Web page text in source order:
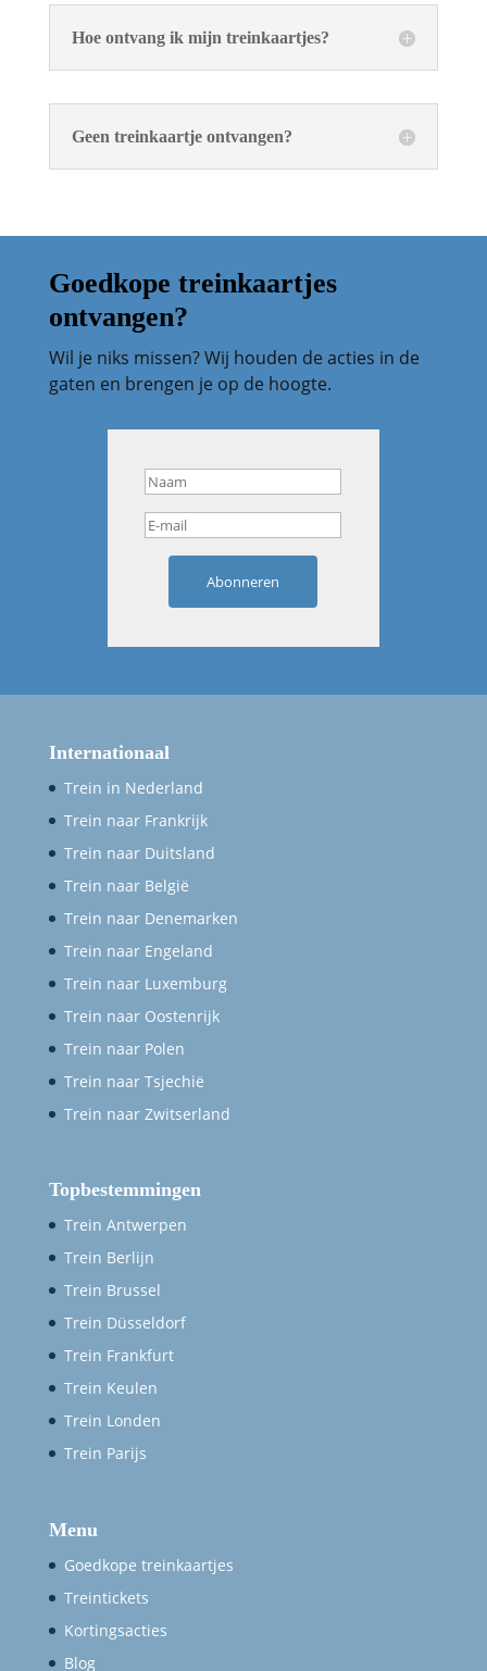
Hoe ontvang ik mijn treinkaartjes?
Geen treinkaartje ontvangen?
Goedkope treinkaartjes
ontvangen?
Wil je niks missen? Wij houden de acties in de
gaten en brengen je op de hoogte.
Abonneren
Internationaal
Trein in Nederland
Trein naar Frankrijk
Trein naar Duitsland
Trein naar België
Trein naar Denemarken
Trein naar Engeland
Trein naar Luxemburg
Trein naar Oostenrijk
Trein naar Polen
Trein naar Tsjechië
Trein naar Zwitserland
Topbestemmingen
Trein Antwerpen
Trein Berlijn
Trein Brussel
Trein Düsseldorf
Trein Frankfurt
Trein Keulen
Trein Londen
Trein Parijs
Menu
Goedkope treinkaartjes
Treintickets
Kortingsacties
Blog